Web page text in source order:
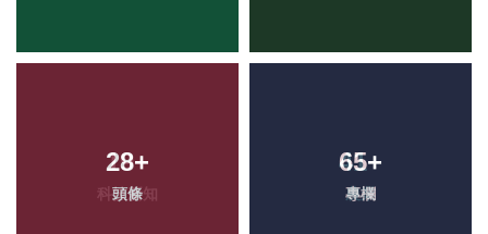
28+
頭條
65+
專欄